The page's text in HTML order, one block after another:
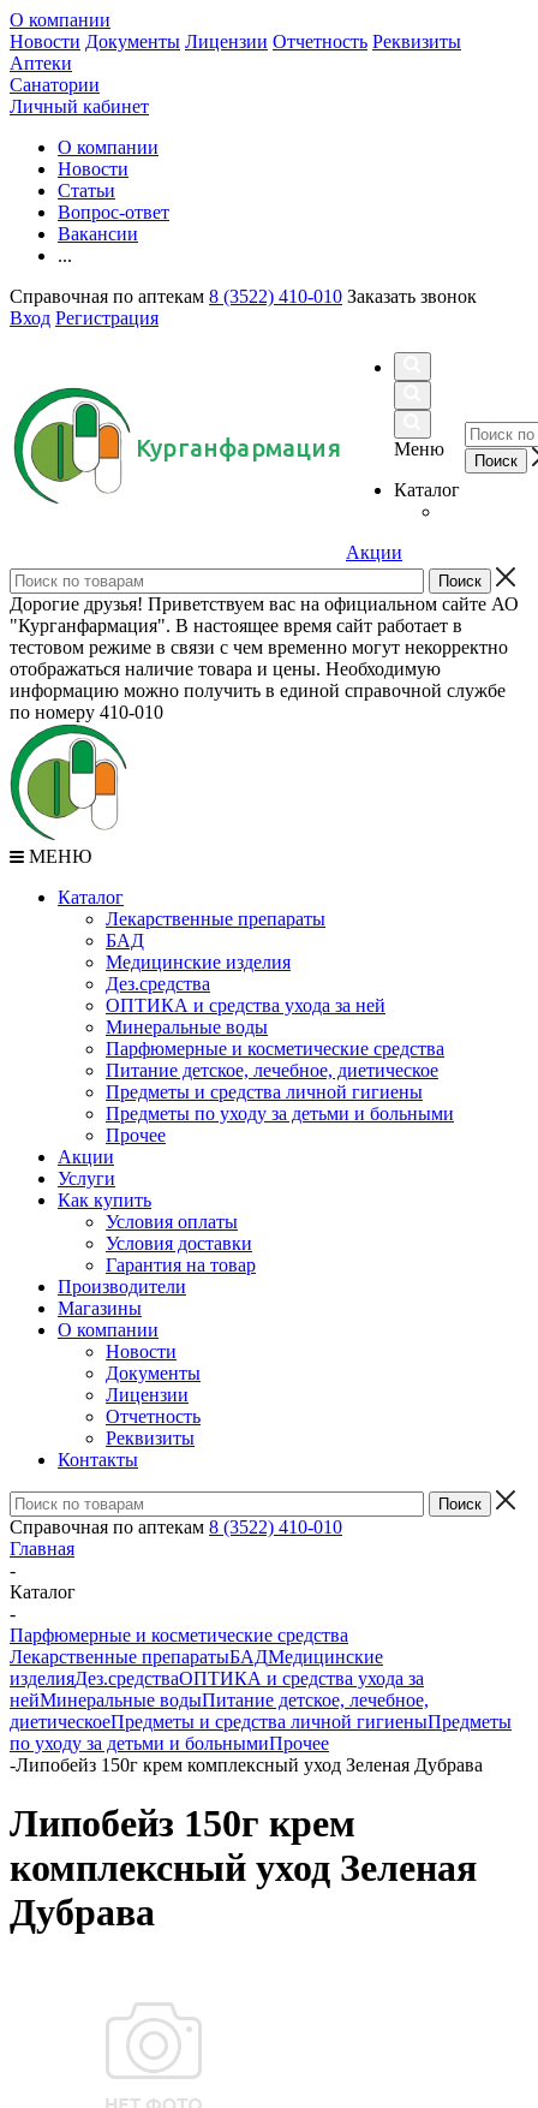
О компании
Новости Документы Лицензии Отчетность Реквизиты
Аптеки
Санатории
Личный кабинет
О компании
Новости
Статьи
Вопрос-ответ
Вакансии
...
Справочная по аптекам 8 (3522) 410-010 Заказать звонок
Вход Регистрация
Курганфармация
Меню
Каталог
Акции
Дорогие друзья! Приветствуем вас на официальном сайте АО
"Курганфармация". В настоящее время сайт работает в
тестовом режиме в связи с чем временно могут некорректно
отображаться наличие товара и цены. Необходимую
информацию можно получить в единой справочной службе
по номеру 410-010
МЕНЮ
Каталог
Лекарственные препараты
БАД
Медицинские изделия
Дез.средства
ОПТИКА и средства ухода за ней
Минеральные воды
Парфюмерные и косметические средства
Питание детское, лечебное, диетическое
Предметы и средства личной гигиены
Предметы по уходу за детьми и больными
Прочее
Акции
Услуги
Как купить
Условия оплаты
Условия доставки
Гарантия на товар
Производители
Магазины
О компании
Новости
Документы
Лицензии
Отчетность
Реквизиты
Контакты
Справочная по аптекам 8 (3522) 410-010
Главная
-
Каталог
-
Парфюмерные и косметические средства
Лекарственные препаратыБАДМедицинские
изделияДез.средстваОПТИКА и средства ухода за
нейМинеральные водыПитание детское, лечебное,
диетическоеПредметы и средства личной гигиеныПредметы
по уходу за детьми и больнымиПрочее
-Липобейз 150г крем комплексный уход Зеленая Дубрава
Липобейз 150г крем
комплексный уход Зеленая
Дубрава